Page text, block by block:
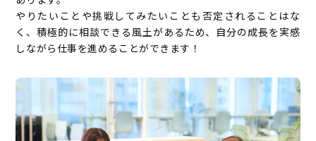
やりたいことや挑戦してみたいことも否定されることはな
く、積極的に相談できる風土があるため、自分の成長を実感
しながら仕事を進めることができます！